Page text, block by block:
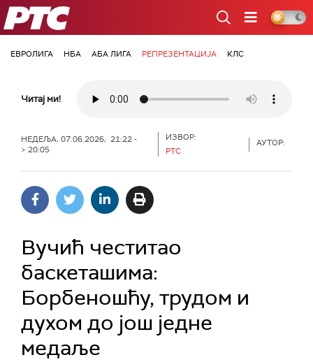
РТС
ЕВРОЛИГА НБА АБА ЛИГА РЕПРЕЗЕНТАЦИЈА КЛС
Читај ми!
НЕДЕЉА, 07.06.2026, 21:22 -
> 20:05
ИЗВОР:
РТС
АУТОР:
Вучић честитао
баскеташима:
Борбеношћу, трудом и
духом до још једне
медаље